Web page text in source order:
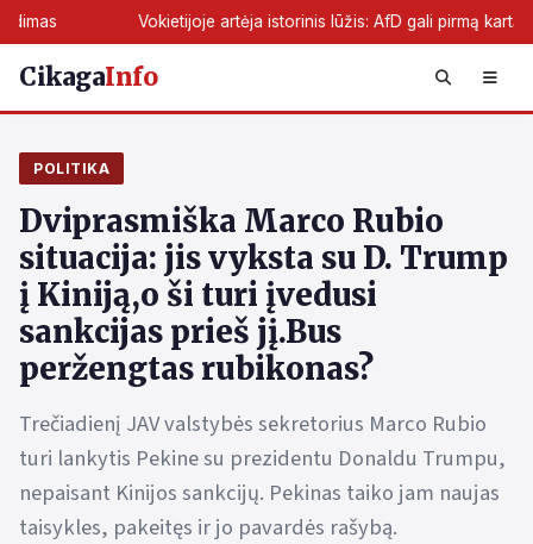
Vokietijoje artėja istorinis lūžis: AfD gali pirmą kartą perimti žemės
CikagaInfo
POLITIKA
Dviprasmiška Marco Rubio
situacija: jis vyksta su D. Trump
į Kiniją,o ši turi įvedusi
sankcijas prieš jį.Bus
peržengtas rubikonas?
Trečiadienį JAV valstybės sekretorius Marco Rubio
turi lankytis Pekine su prezidentu Donaldu Trumpu,
nepaisant Kinijos sankcijų. Pekinas taiko jam naujas
taisykles, pakeitęs ir jo pavardės rašybą.